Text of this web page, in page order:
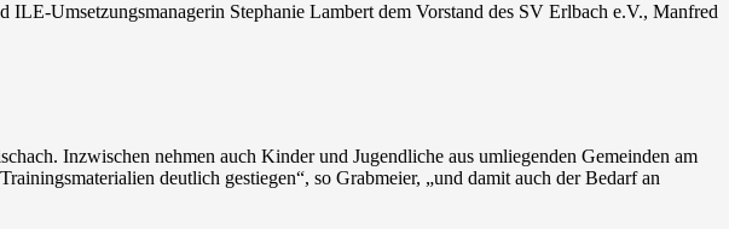
Umsetzungsmanagerin Stephanie Lambert dem Vorstand des SV Erlbach e.V., Manfred
Inzwischen nehmen auch Kinder und Jugendliche aus umliegenden Gemeinden am
deutlich gestiegen“, so Grabmeier, „und damit auch der Bedarf an